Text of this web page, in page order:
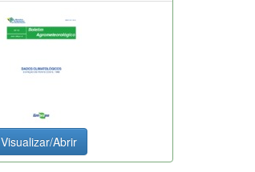
Visualizar/Abrir